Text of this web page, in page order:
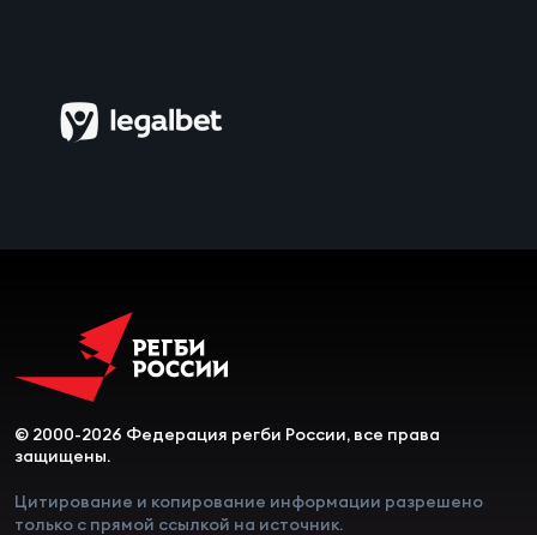
© 2000-2026 Федерация регби России, все права
защищены.
Цитирование и копирование информации разрешено
только с прямой ссылкой на источник.